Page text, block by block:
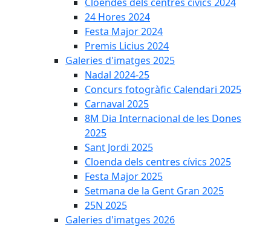
24 Hores 2024
Festa Major 2024
Premis Licius 2024
Galeries d'imatges 2025
Nadal 2024-25
Concurs fotogràfic Calendari 2025
Carnaval 2025
8M Dia Internacional de les Dones
2025
Sant Jordi 2025
Cloenda dels centres cívics 2025
Festa Major 2025
Setmana de la Gent Gran 2025
25N 2025
Galeries d'imatges 2026